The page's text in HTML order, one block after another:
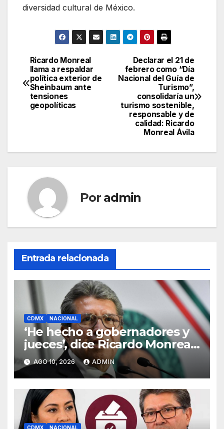
diversidad cultural de México.
Navegación
de
entradas
Declarar el 21 de
febrero como “Día
Nacional del Guía de
Turismo”,
consolidaría un
turismo sostenible,
responsable y de
calidad: Ricardo
Monreal Ávila
Ricardo Monreal
llama a respaldar
política exterior de
Sheinbaum ante
tensiones
geopolíticas
Por admin
Entrada relacionada
CDMX NACIONAL
‘He hecho a gobernadores y
jueces’, dice Ricardo Monreal
a sus alumnos de la UNAM
AGO 10, 2026 ADMIN
CDMX NACIONAL